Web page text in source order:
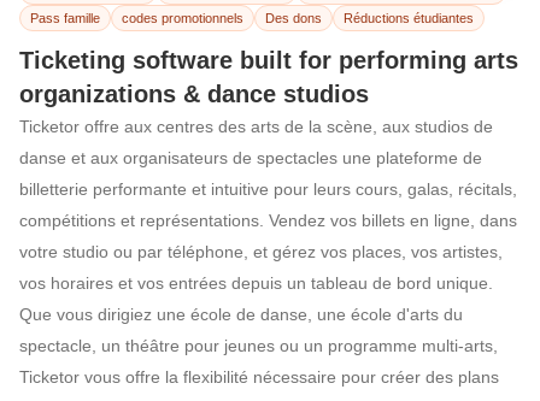
Logiciel de
Pass famille
codes promotionnels Des dons Réductions étudiantes
Ticketing software built for performing arts
organizations & dance studios
Ticketor offre aux centres des arts de la scène, aux studios de
danse et aux organisateurs de spectacles une plateforme de
billetterie performante et intuitive pour leurs cours, galas, récitals,
compétitions et représentations. Vendez vos billets en ligne, dans
votre studio ou par téléphone, et gérez vos places, vos artistes,
vos horaires et vos entrées depuis un tableau de bord unique.
Que vous dirigiez une école de danse, une école d'arts du
spectacle, un théâtre pour jeunes ou un programme multi-arts,
Ticketor vous offre la flexibilité nécessaire pour créer des plans